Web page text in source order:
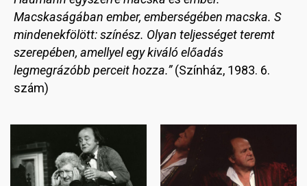
Macskaságában ember, emberségében macska. S
mindenekfölött: színész. Olyan teljességet teremt
szerepében, amellyel egy kiváló előadás
legmegrázóbb perceit hozza.”(Színház, 1983. 6.
szám)
Image Image